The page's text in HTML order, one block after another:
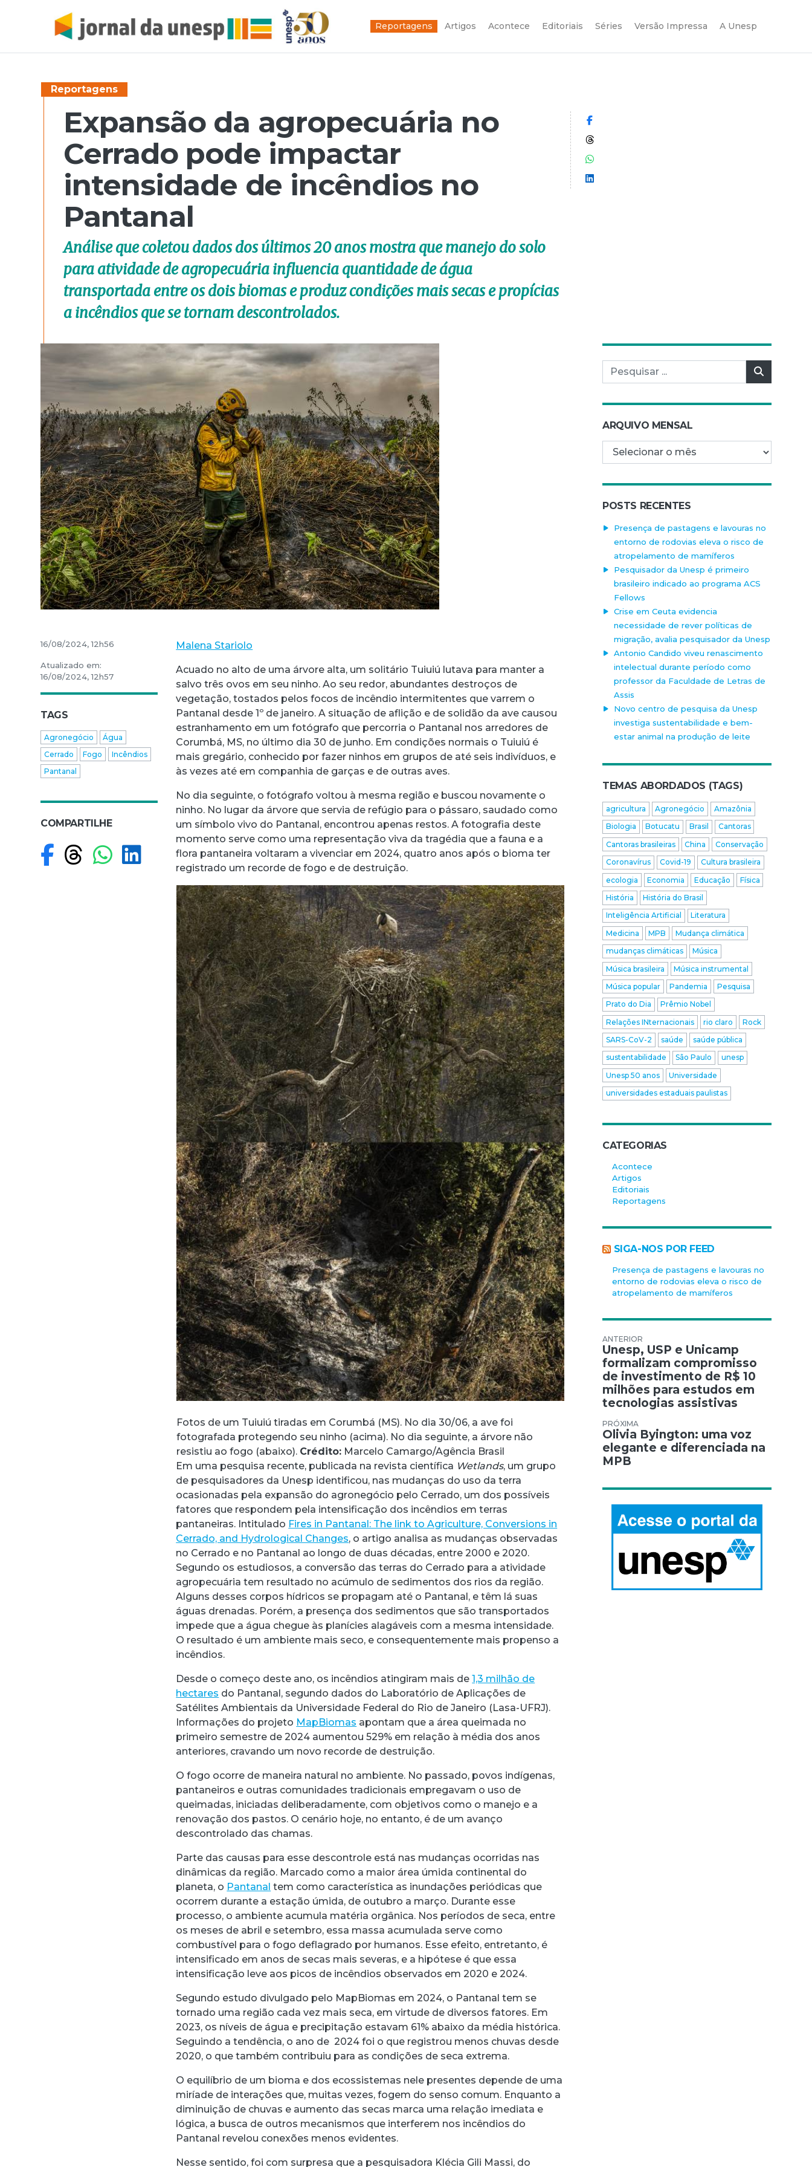
Reportagens Artigos Acontece Editoriais Séries Versão Impressa A Unesp
Reportagens
Expansão da agropecuária no
Cerrado pode impactar
intensidade de incêndios no
Pantanal
Análise que coletou dados dos últimos 20 anos mostra que manejo do solo
para atividade de agropecuária influencia quantidade de água
transportada entre os dois biomas e produz condições mais secas e propícias
a incêndios que se tornam descontrolados.
Compartilhar no Facebook
Compartilhar no Threads
Compartilhar no WhatsApp
Compartilhar no LinkedIn
Malena Stariolo
Acuado no alto de uma árvore alta, um solitário Tuiuiú lutava para manter a
salvo três ovos em seu ninho. Ao seu redor, abundantes destroços de
vegetação, tostados pelos focos de incêndio intermitentes que varrem o
Pantanal desde 1º de janeiro. A situação de aflição e de solidão da ave causou
estranhamento em um fotógrafo que percorria o Pantanal nos arredores de
Corumbá, MS, no último dia 30 de junho. Em condições normais o Tuiuiú é
mais gregário, conhecido por fazer ninhos em grupos de até seis indivíduos, e
às vezes até em companhia de garças e de outras aves.
No dia seguinte, o fotógrafo voltou à mesma região e buscou novamente o
ninho. No lugar da árvore que servia de refúgio para o pássaro, saudado como
um símbolo vivo do Pantanal, encontrou apenas restos. A fotografia deste
momento serve como uma representação viva da tragédia que a fauna e a
flora pantaneira voltaram a vivenciar em 2024, quatro anos após o bioma ter
registrado um recorde de fogo e de destruição.
Fotos de um Tuiuiú tiradas em Corumbá (MS). No dia 30/06, a ave foi
fotografada protegendo seu ninho (acima). No dia seguinte, a árvore não
resistiu ao fogo (abaixo). Crédito:Marcelo Camargo/Agência Brasil
Em uma pesquisa recente, publicada na revista científica Wetlands, um grupo
de pesquisadores da Unesp identificou, nas mudanças do uso da terra
ocasionadas pela expansão do agronegócio pelo Cerrado, um dos possíveis
fatores que respondem pela intensificação dos incêndios em terras
pantaneiras. Intitulado Fires in Pantanal: The link to Agriculture, Conversions in
Cerrado, and Hydrological Changes, o artigo analisa as mudanças observadas
no Cerrado e no Pantanal ao longo de duas décadas, entre 2000 e 2020.
Segundo os estudiosos, a conversão das terras do Cerrado para a atividade
agropecuária tem resultado no acúmulo de sedimentos dos rios da região.
Alguns desses corpos hídricos se propagam até o Pantanal, e têm lá suas
águas drenadas. Porém, a presença dos sedimentos que são transportados
impede que a água chegue às planícies alagáveis com a mesma intensidade.
O resultado é um ambiente mais seco, e consequentemente mais propenso a
incêndios.
Desde o começo deste ano, os incêndios atingiram mais de1,3 milhão de
hectares do Pantanal, segundo dados do Laboratório de Aplicações de
Satélites Ambientais da Universidade Federal do Rio de Janeiro (Lasa-UFRJ).
Informações do projeto MapBiomas apontam que a área queimada no
primeiro semestre de 2024 aumentou 529% em relação à média dos anos
anteriores, cravando um novo recorde de destruição.
O fogo ocorre de maneira natural no ambiente. No passado, povos indígenas,
pantaneiros e outras comunidades tradicionais empregavam o uso de
queimadas, iniciadas deliberadamente, com objetivos como o manejo e a
renovação dos pastos. O cenário hoje, no entanto, é de um avanço
descontrolado das chamas.
Parte das causas para esse descontrole está nas mudanças ocorridas nas
dinâmicas da região. Marcado como a maior área úmida continental do
planeta, o Pantanal tem como característica as inundações periódicas que
ocorrem durante a estação úmida, de outubro a março. Durante esse
processo, o ambiente acumula matéria orgânica. Nos períodos de seca, entre
os meses de abril e setembro, essa massa acumulada serve como
combustível para o fogo deflagrado por humanos. Esse efeito, entretanto, é
intensificado em anos de secas mais severas, e a hipótese é que essa
intensificação leve aos picos de incêndios observados em 2020 e 2024.
Segundo estudo divulgado pelo MapBiomas em 2024, o Pantanal tem se
tornado uma região cada vez mais seca, em virtude de diversos fatores. Em
2023, os níveis de água e precipitação estavam 61% abaixo da média histórica.
Seguindo a tendência, o ano de 2024 foi o que registrou menos chuvas desde
2020, o que também contribuiu para as condições de seca extrema.
O equilíbrio de um bioma e dos ecossistemas nele presentes depende de uma
miríade de interações que, muitas vezes, fogem do senso comum. Enquanto a
diminuição de chuvas e aumento das secas marca uma relação imediata e
lógica, a busca de outros mecanismos que interferem nos incêndios do
Pantanal revelou conexões menos evidentes.
Nesse sentido, foi com surpresa que a pesquisadora Klécia Gili Massi, do
16/08/2024, 12h56
Atualizado em:
16/08/2024, 12h57
TAGS
Agronegócio
Água
Cerrado
Fogo
Incêndios
Pantanal
COMPARTILHE
Compartilhar no Facebook
Compartilhar no Threads
Compartilhar no WhatsApp
Compartilhar no LinkedIn
Pesquisar por:
ARQUIVO MENSAL
Arquivo mensal
POSTS RECENTES
Presença de pastagens e lavouras no
entorno de rodovias eleva o risco de
atropelamento de mamíferos
Pesquisador da Unesp é primeiro
brasileiro indicado ao programa ACS
Fellows
Crise em Ceuta evidencia
necessidade de rever políticas de
migração, avalia pesquisador da Unesp
Antonio Candido viveu renascimento
intelectual durante período como
professor da Faculdade de Letras de
Assis
Novo centro de pesquisa da Unesp
investiga sustentabilidade e bem-
estar animal na produção de leite
TEMAS ABORDADOS (TAGS)
agricultura Agronegócio
Amazônia
Biologia
Botucatu Brasil
Cantoras
Cantoras brasileiras
China
Conservação
Coronavírus
Covid-19
Cultura brasileira
ecologia
Economia Educação
Física
História
História do Brasil
Inteligência Artificial
Literatura
Medicina
MPB
Mudança climática
mudanças climáticas
Música
Música brasileira
Música instrumental
Música popular
Pandemia
Pesquisa
Prato do Dia
Prêmio Nobel
Relações INternacionais
rio claro
Rock
SARS-CoV-2
saúde
saúde pública
sustentabilidade
São Paulo
unesp
Unesp 50 anos
Universidade
universidades estaduais paulistas
CATEGORIAS
Acontece
Artigos
Editoriais
Reportagens
SIGA-NOS POR FEED
Presença de pastagens e lavouras no
entorno de rodovias eleva o risco de
atropelamento de mamíferos
Navegação de Post
Unesp, USP e Unicamp
formalizam compromisso
de investimento de R$ 10
milhões para estudos em
tecnologias assistivas
Olivia Byington: uma voz
elegante e diferenciada na
MPB